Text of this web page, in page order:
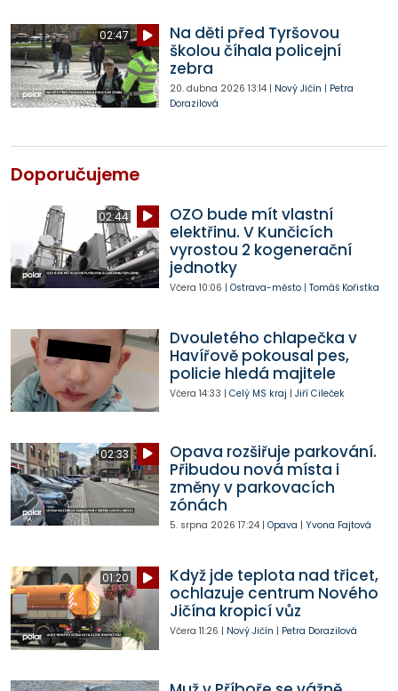
02:47
Na děti před Tyršovou
školou číhala policejní
zebra
20. dubna 2026 13:14| Nový Jičín | Petra
Dorazilová
Doporučujeme
02:44
OZO bude mít vlastní
elektřinu. V Kunčicích
vyrostou 2 kogenerační
jednotky
Včera 10:06 | Ostrava-město| Tomáš Kořistka
Dvouletého chlapečka v
Havířově pokousal pes,
policie hledá majitele
Včera 14:33 | Celý MS kraj | Jiří Cileček
02:33
Opava rozšiřuje parkování.
Přibudou nová místa i
změny v parkovacích
zónách
5. srpna 2026 17:24| Opava | Yvona Fajtová
01:20
Když jde teplota nad třicet,
ochlazuje centrum Nového
Jičína kropicí vůz
Včera 11:26 | Nový Jičín | Petra Dorazilová